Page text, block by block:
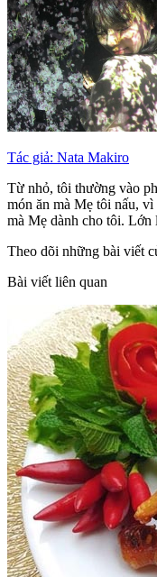
Tác giả: Nata Makiro
Từ nhỏ, tôi thường vào
món ăn mà Mẹ tôi nấu,
mà Mẹ dành cho tôi. Lớn
Theo dõi những bài viết
Bài viết liên quan